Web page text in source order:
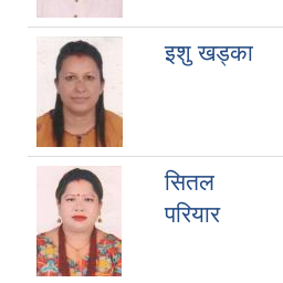
इशु खड्का
सितल
परियार